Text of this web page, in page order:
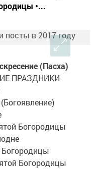
•...
(Пасха)
ПРАЗДНИКИ
Богородицы
Богородицы
Богородицы